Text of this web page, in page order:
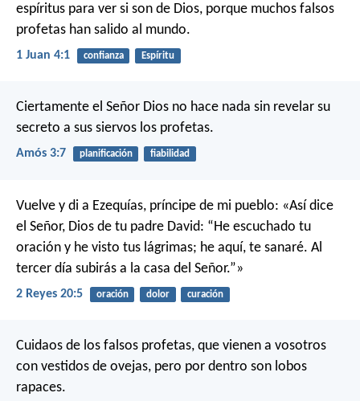
espíritus para ver si son de Dios, porque muchos falsos
profetas han salido al mundo.
1 Juan 4:1 confianza Espíritu
Ciertamente el Señor Dios no hace nada sin revelar su
secreto a sus siervos los profetas.
Amós 3:7 planificación fiabilidad
Vuelve y di a Ezequías, príncipe de mi pueblo: «Así dice
el Señor, Dios de tu padre David: “He escuchado tu
oración y he visto tus lágrimas; he aquí, te sanaré. Al
tercer día subirás a la casa del Señor.”»
2 Reyes 20:5 oración dolor curación
Cuidaos de los falsos profetas, que vienen a vosotros
con vestidos de ovejas, pero por dentro son lobos
rapaces.